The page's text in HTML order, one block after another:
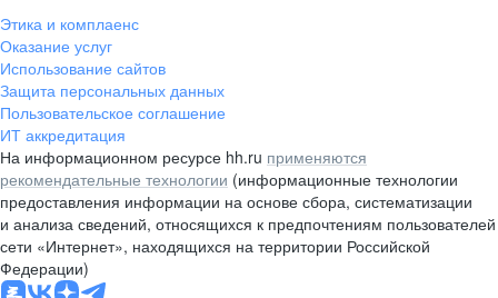
Этика и комплаенс
Оказание услуг
Использование сайтов
Защита персональных данных
Пользовательское соглашение
ИТ аккредитация
На информационном ресурсе hh.ru применяются
рекомендательные технологии (информационные технологии
предоставления информации на основе сбора, систематизации
и анализа сведений, относящихся к предпочтениям пользователей
сети «Интернет», находящихся на территории Российской
Федерации)